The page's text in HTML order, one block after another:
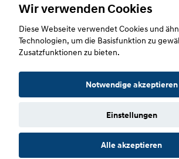
erforderlich.
Zustimmen
Copyright © 2026. Autohaus
Datenschutz Impressum
Wir verwenden Cookies
Diese Webseite verwendet Cookies und
Technologien, um die Basisfunktion zu
Zusatzfunktionen zu bieten.
Notwendige akzeptieren
Einstellungen
Alle akzeptieren